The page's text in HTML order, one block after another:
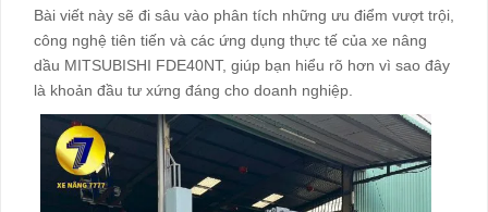
Bài viết này sẽ đi sâu vào phân tích những ưu điểm vượt trội,
công nghệ tiên tiến và các ứng dụng thực tế của xe nâng
dầu MITSUBISHI FDE40NT, giúp bạn hiểu rõ hơn vì sao đây
là khoản đầu tư xứng đáng cho doanh nghiệp.